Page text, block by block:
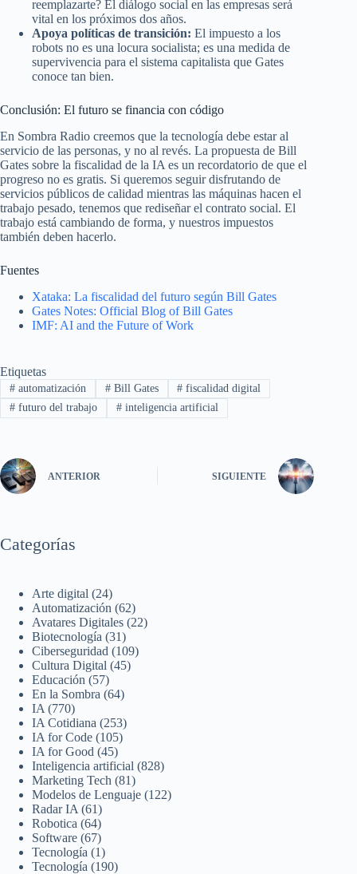
reemplazarte? El diálogo social en las empresas será
vital en los próximos dos años.
Apoya políticas de transición: El impuesto a los
robots no es una locura socialista; es una medida de
supervivencia para el sistema capitalista que Gates
conoce tan bien.
Conclusión: El futuro se financia con código
En Sombra Radio creemos que la tecnología debe estar al
servicio de las personas, y no al revés. La propuesta de Bill
Gates sobre la fiscalidad de la IA es un recordatorio de que el
progreso no es gratis. Si queremos seguir disfrutando de
servicios públicos de calidad mientras las máquinas hacen el
trabajo pesado, tenemos que rediseñar el contrato social. El
trabajo está cambiando de forma, y nuestros impuestos
también deben hacerlo.
Fuentes
Xataka: La fiscalidad del futuro según Bill Gates
Gates Notes: Official Blog of Bill Gates
IMF: AI and the Future of Work
Etiquetas
#automatización #Bill Gates # fiscalidad digital
#futuro del trabajo #inteligencia artificial
ANTERIOR SIGUIENTE
Categorías
Arte digital (24)
Automatización (62)
Avatares Digitales (22)
Biotecnología (31)
Ciberseguridad (109)
Cultura Digital (45)
Educación (57)
En la Sombra (64)
IA (770)
IA Cotidiana (253)
IA for Code (105)
IA for Good (45)
Inteligencia artificial (828)
Marketing Tech (81)
Modelos de Lenguaje (122)
Radar IA (61)
Robotica (64)
Software (67)
Tecnología (1)
Tecnología (190)